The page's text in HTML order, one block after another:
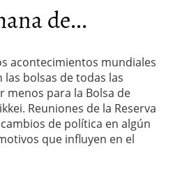
de...
acontecimientos mundiales
bolsas de todas las
menos para la Bolsa de
Reuniones de la Reserva
de política en algún
que influyen en el